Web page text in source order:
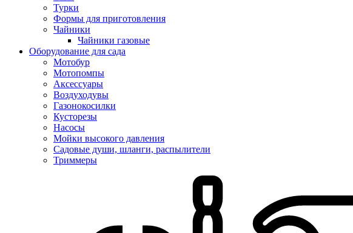
Турки
Формы для приготовления
Чайники
Чайники газовые
Оборудование для сада
Мотобур
Мотопомпы
Аксессуары
Воздуходувы
Газонокосилки
Кусторезы
Насосы
Мойки высокого давления
Садовые души, шланги, распылители
Триммеры